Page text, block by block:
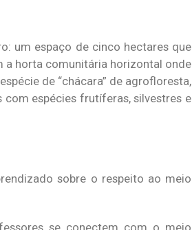
um espaço de cinco hectares que
a horta comunitária horizontal onde
de “chácara” de agrofloresta,
espécies frutíferas, silvestres e
sobre o respeito ao meio
se conectem com o meio